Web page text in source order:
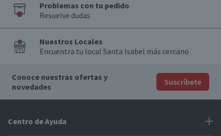
Problemas con tu pedido
Resuelve dudas
Nuestros Locales
Encuentra tu local Santa Isabel más cercano
Conoce nuestras ofertas y
novedades
Suscríbete
Centro de Ayuda